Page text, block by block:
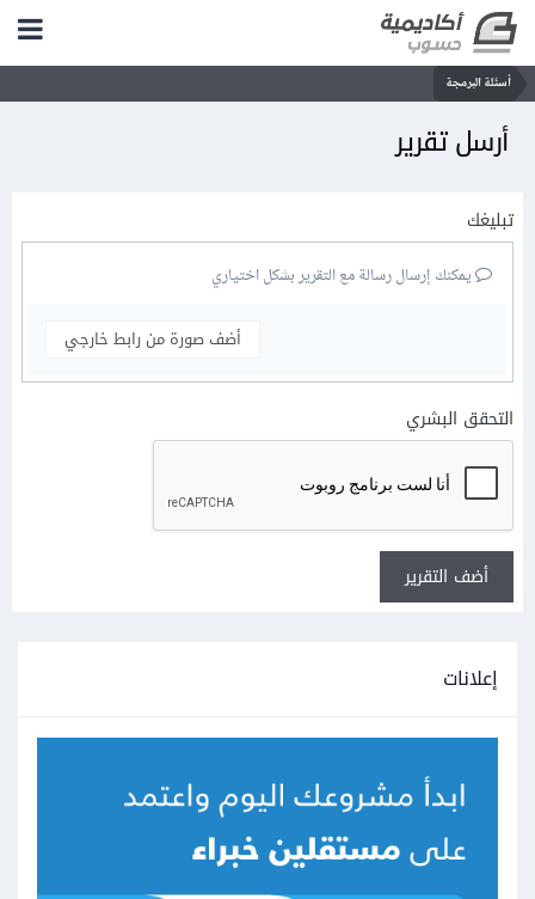
أسئلة البرمجة
أرسل تقرير
تبليغك
يمكنك إرسال رسالة مع التقرير بشكل اختياري
أضف صورة من رابط خارجي
التحقق البشري
أضف التقرير
إعلانات